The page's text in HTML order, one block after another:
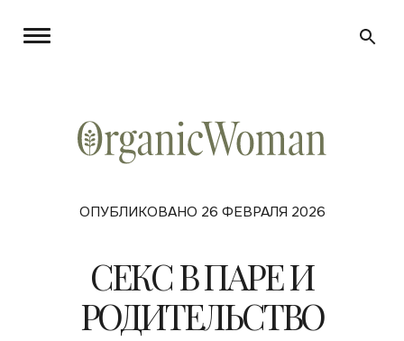
ОПУБЛИКОВАНО 26 ФЕВРАЛЯ 2026
СЕКС В ПАРЕ И
РОДИТЕЛЬСТВО